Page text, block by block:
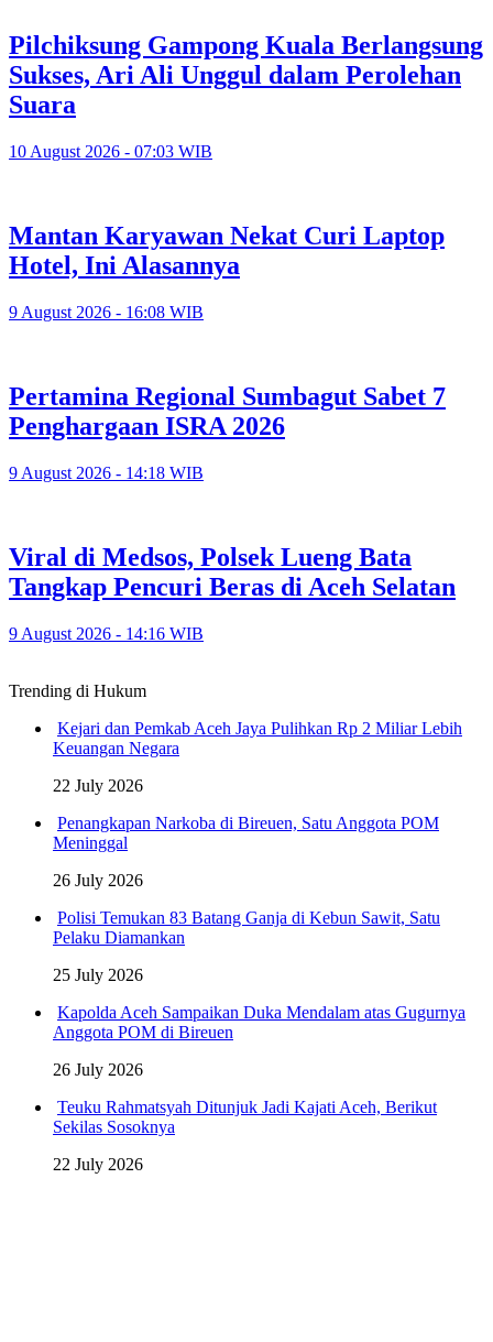
Pilchiksung Gampong Kuala Berlangsung
Sukses, Ari Ali Unggul dalam Perolehan
Suara
10 August 2026 - 07:03 WIB
Mantan Karyawan Nekat Curi Laptop
Hotel, Ini Alasannya
9 August 2026 - 16:08 WIB
Pertamina Regional Sumbagut Sabet 7
Penghargaan ISRA 2026
9 August 2026 - 14:18 WIB
Viral di Medsos, Polsek Lueng Bata
Tangkap Pencuri Beras di Aceh Selatan
9 August 2026 - 14:16 WIB
Trending di Hukum
Kejari dan Pemkab Aceh Jaya Pulihkan Rp 2 Miliar Lebih
Keuangan Negara
22 July 2026
Penangkapan Narkoba di Bireuen, Satu Anggota POM
Meninggal
26 July 2026
Polisi Temukan 83 Batang Ganja di Kebun Sawit, Satu
Pelaku Diamankan
25 July 2026
Kapolda Aceh Sampaikan Duka Mendalam atas Gugurnya
Anggota POM di Bireuen
26 July 2026
Teuku Rahmatsyah Ditunjuk Jadi Kajati Aceh, Berikut
Sekilas Sosoknya
22 July 2026